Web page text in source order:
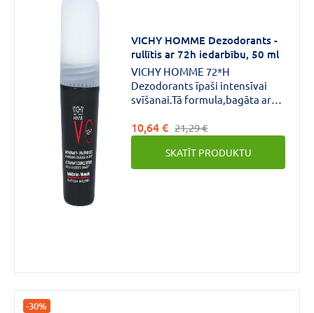
Aerosols
VICHY HOMME Dezodorants -
rullītis ar 72h iedarbību, 50 ml
VICHY HOMME 72*H
Dezodorants īpaši intensīvai
svīšanai.Tā formula,bagāta ar
sastāvdaļām, ultra-
absorbējošiem minerāliem un
Perspicalm™, regulē svīšanu līdz
pat 72 stundām, arī stresa
10,64 € 21,29 €
SKATĪT PRODUKTU
-30%